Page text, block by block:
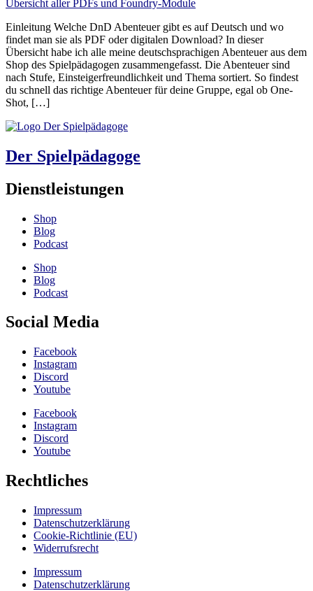
Einleitung Welche DnD Abenteuer gibt es auf Deutsch und wo
findet man sie als PDF oder digitalen Download? In dieser
Übersicht habe ich alle meine deutschsprachigen Abenteuer aus dem
Shop des Spielpädagogen zusammengefasst. Die Abenteuer sind
nach Stufe, Einsteigerfreundlichkeit und Thema sortiert. So findest
du schnell das richtige Abenteuer für deine Gruppe, egal ob One-
Shot, […]
Der Spielpädagoge
Dienstleistungen
Shop
Blog
Podcast
Shop
Blog
Podcast
Social Media
Facebook
Instagram
Discord
Youtube
Facebook
Instagram
Discord
Youtube
Rechtliches
Impressum
Datenschutzerklärung
Cookie-Richtlinie (EU)
Widerrufsrecht
Impressum
Datenschutzerklärung